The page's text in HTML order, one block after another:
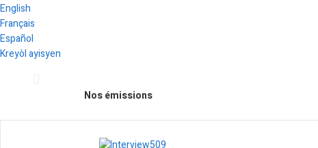
English
Français
Español
Kreyòl ayisyen
Nos émissions